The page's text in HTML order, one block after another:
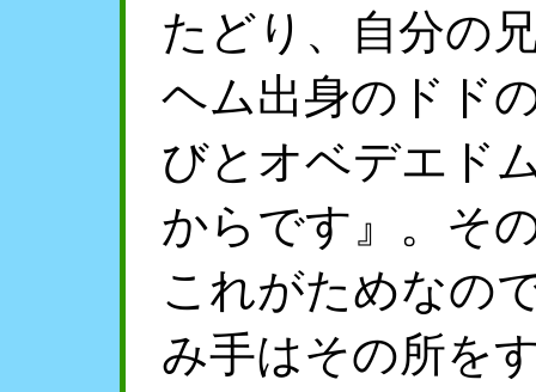
たどり、自分の
ヘム出身のドド
びとオベデエド
からです』。そ
これがためなの
み手はその所を